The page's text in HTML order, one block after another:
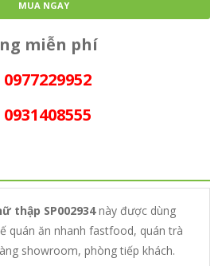
MUA NGAY
miễn phí
0977229952
0931408555
thập SP002934này được dùng
quán ăn nhanh fastfood, quán trà
showroom, phòng tiếp khách.